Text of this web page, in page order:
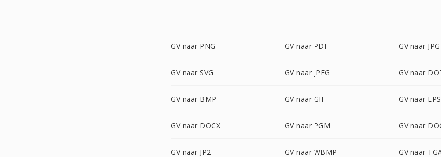
GV naar PNG GV naar PDF GV naar JPG
GV naar SVG GV naar JPEG GV naar
GV naar BMP GV naar GIF GV naar EPS
GV naar DOCX GV naar PGM GV naar
GV naar JP2 GV naar WBMP GV naar